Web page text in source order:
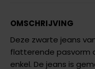
OMSCHRIJVING
Deze zwarte jeans
flatterende pasvorm
enkel. De jeans is